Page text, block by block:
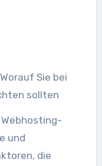
Sie bei
sollten
und
die